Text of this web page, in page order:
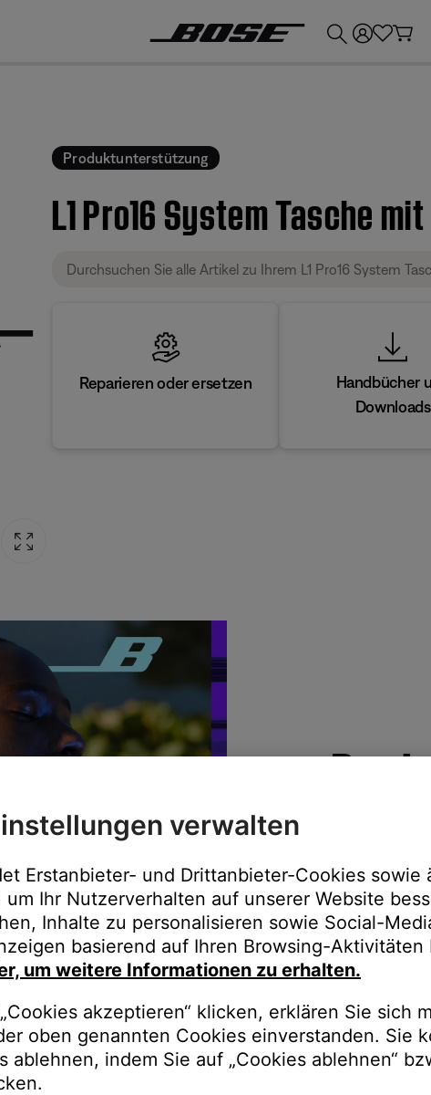
Produktunterstützung
L1 Pro16 System Tasche
Reparieren oder ersetzen
Handbücher
Downloads
Immer der
Upgrades,
Bestellungen
verwalten
Erstanbieter- und Drittanbieter-Cookies sowie
um Ihr Nutzerverhalten auf unserer Website
Inhalte zu personalisieren sowie Social-
basierend auf Ihren Browsing-Aktivitäten
um weitere Informationen zu erhalten.
akzeptieren“ klicken, erklären Sie sich
oben genannten Cookies einverstanden. Sie
ablehnen, indem Sie auf „Cookies ablehnen“